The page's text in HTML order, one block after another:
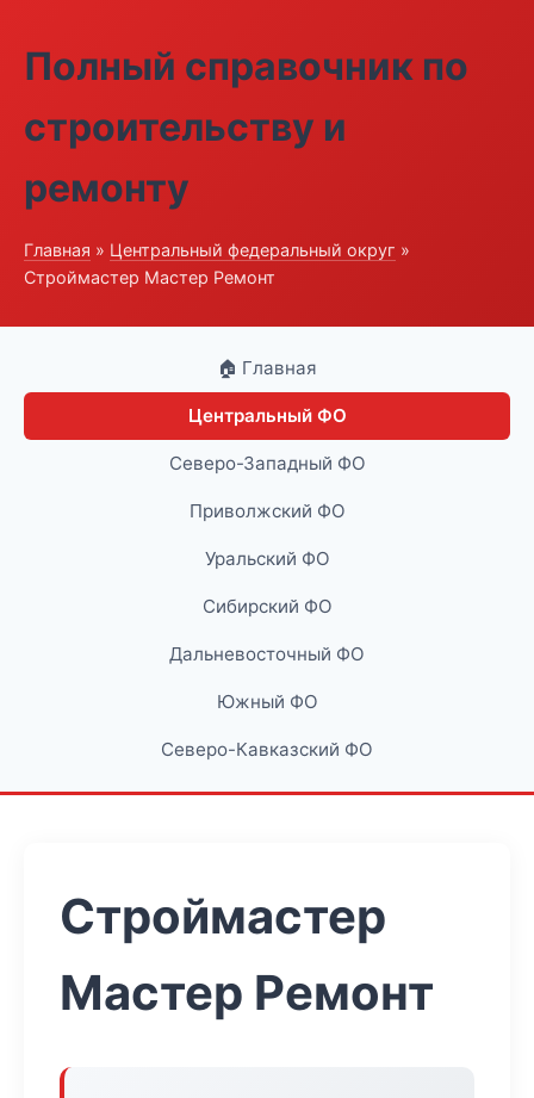
Полный справочник по
строительству и
ремонту
Главная » Центральный федеральный округ »
Строймастер Мастер Ремонт
🏠 Главная
Центральный ФО
Северо-Западный ФО
Приволжский ФО
Уральский ФО
Сибирский ФО
Дальневосточный ФО
Южный ФО
Северо-Кавказский ФО
Строймастер
Мастер Ремонт